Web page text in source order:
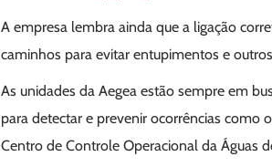
A empresa lembra ainda que a ligação
caminhos para evitar entupimentos e
As unidades da Aegea estão sempre em
para detectar e prevenir ocorrências como
Centro de Controle Operacional da Águas